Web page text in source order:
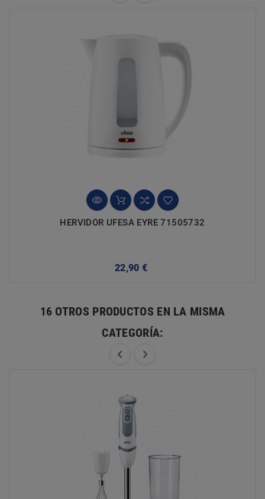
HERVIDOR UFESA EYRE 71505732
22,90 €
16 OTROS PRODUCTOS EN LA MISMA
CATEGORÍA: